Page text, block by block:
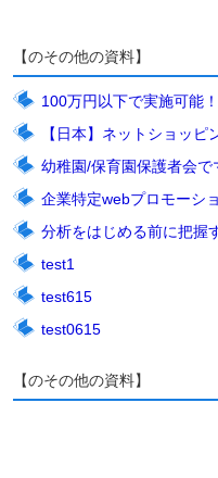
【のその他の資料】
100万円以下で実施可能
【日本】ネットショッピ
幼稚園/保育園保護者会
企業特定webプロモーシ
分析をはじめる前に把握
test1
test615
test0615
【のその他の資料】